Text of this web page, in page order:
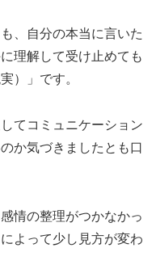
、自分の本当に言いた
理解して受け止めても
）」です。
てコミュニケーション
か気づきましたとも口
情の整理がつかなかっ
よって少し見方が変わ